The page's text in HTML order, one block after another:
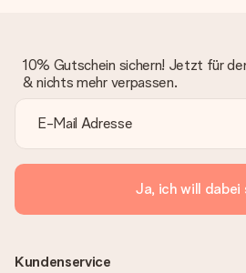
10% Gutschein sichern! Jetzt für
& nichts mehr verpassen.
Ja, ich will dabei
Kundenservice